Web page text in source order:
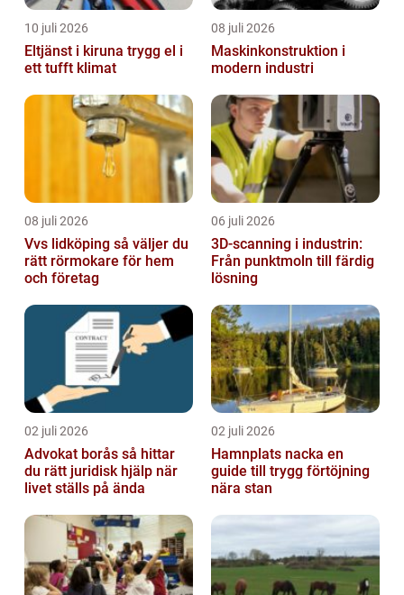
10 juli 2026
Eltjänst i kiruna trygg el i
ett tufft klimat
08 juli 2026
Maskinkonstruktion i
modern industri
08 juli 2026
Vvs lidköping så väljer du
rätt rörmokare för hem
och företag
06 juli 2026
3D-scanning i industrin:
Från punktmoln till färdig
lösning
02 juli 2026
Advokat borås så hittar
du rätt juridisk hjälp när
livet ställs på ända
02 juli 2026
Hamnplats nacka en
guide till trygg förtöjning
nära stan